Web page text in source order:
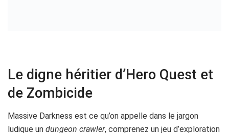
de donjons où vous vous déplacerez de case en case et de
salle et en salle à la recherche de différents trésors et
d’objectifs à atteindre. Accessoirement, vous y croiserez
aussi des légions d’ennemis féroces. Dans le genre,
avouons-le d’emblée, Massive Darkness nous a filé une